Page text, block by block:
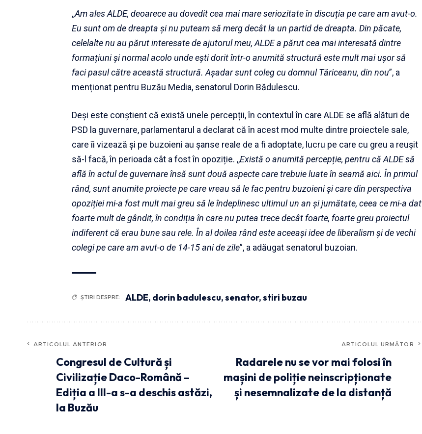
,,Am ales ALDE, deoarece au dovedit cea mai mare seriozitate în discuția pe care am avut-o.
Eu sunt om de dreapta și nu puteam să merg decât la un partid de dreapta. Din păcate,
celelalte nu au părut interesate de ajutorul meu, ALDE a părut cea mai interesată dintre
formațiuni și normal acolo unde ești dorit într-o anumită structură este mult mai ușor să
faci pasul către această structură. Așadar sunt coleg cu domnul Tăriceanu, din nou”, a
menționat pentru Buzău Media, senatorul Dorin Bădulescu.
Deși este conștient că există unele percepții, în contextul în care ALDE se află alături de
PSD la guvernare, parlamentarul a declarat că în acest mod multe dintre proiectele sale,
care îi vizează și pe buzoieni au șanse reale de a fi adoptate, lucru pe care cu greu a reușit
să-l facă, în perioada cât a fost în opoziție. ,,Există o anumită percepție, pentru că ALDE să
află în actul de guvernare însă sunt două aspecte care trebuie luate în seamă aici. În primul
rând, sunt anumite proiecte pe care vreau să le fac pentru buzoieni și care din perspectiva
opoziției mi-a fost mult mai greu să le îndeplinesc ultimul un an și jumătate, ceea ce mi-a dat
foarte mult de gândit, în condiția în care nu putea trece decât foarte, foarte greu proiectul
indiferent că erau bune sau rele. În al doilea rând este aceeași idee de liberalism și de vechi
colegi pe care am avut-o de 14-15 ani de zile”, a adăugat senatorul buzoian.
ȘTIRI DESPRE: ALDE, dorin badulescu,senator,stiri buzau
ARTICOLUL ANTERIOR
Congresul de Cultură și
Civilizație Daco-Română –
Ediția a III-a s-a deschis astăzi,
la Buzău
ARTICOLUL URMĂTOR
Radarele nu se vor mai folosi în
mașini de poliție neinscripționate
și nesemnalizate de la distanță